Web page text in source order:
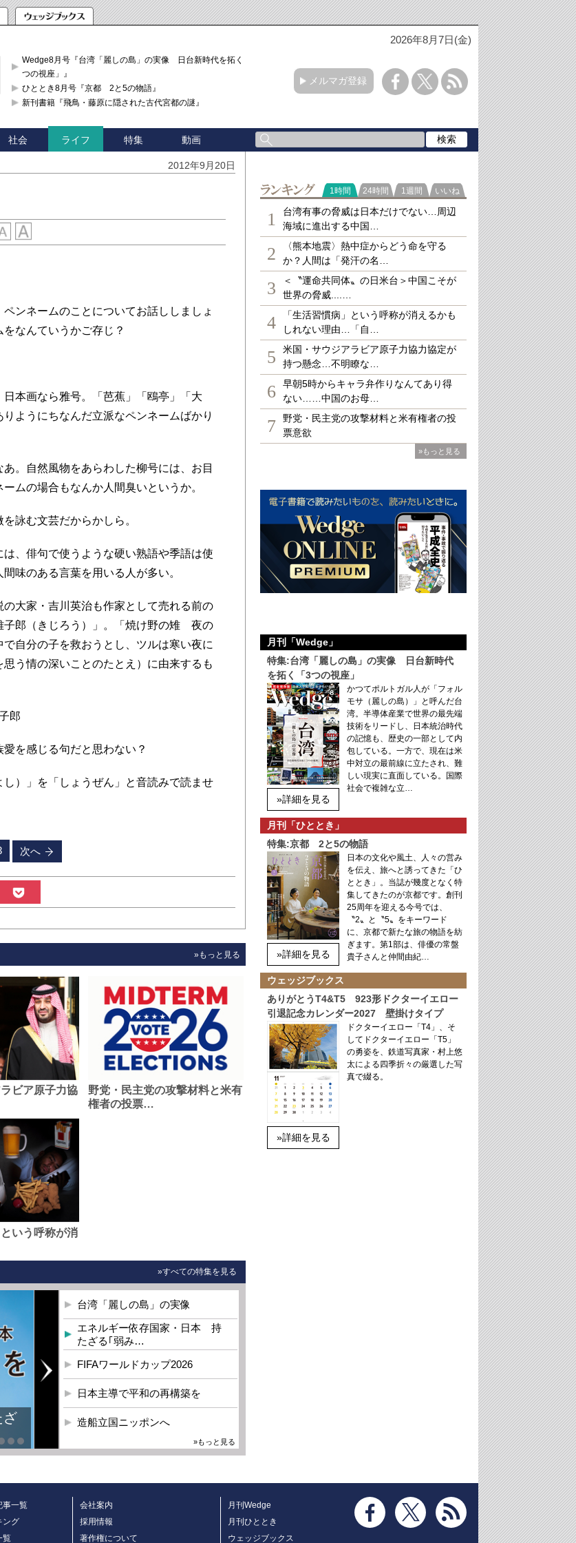
2026年8月7日(金)
Wedge8月号『台湾「麗しの島」の実像 日台新時代を拓く「3
つの視座」』
ひととき8月号『京都 2と5の物語』
新刊書籍『飛鳥・藤原に隠された古代宮都の謎』
メルマガ登録
社会 ライフ 特集 動画
2012年9月20日
ネームのことについてお話ししましょ
をなんていうかご存じ？
本画なら雅号。「芭蕉」「鴎亭」「大
ようにちなんだ立派なペンネームばかり
。自然風物をあらわした柳号には、お目
ムの場合もなんか人間臭いというか。
詠む文芸だからかしら。
、俳句で使うような硬い熟語や季語は使
味のある言葉を用いる人が多い。
大家・吉川英治も作家として売れる前の
子郎（きじろう）」。「焼け野の雉 夜の
自分の子を救おうとし、ツルは寒い夜に
う情の深いことのたとえ）に由来するも
郎
を感じる句だと思わない？
）」を「しょうぜん」と音読みで読ませ
次へ
»もっと見る
ビア原子力協
野党・民主党の攻撃材料と米有
権者の投票…
という呼称が消
»すべての特集を見る
ざ
台湾「麗しの島」の実像
エネルギー依存国家・日本 持
たざる｢弱み…
FIFAワールドカップ2026
日本主導で平和の再構築を
造船立国ニッポンへ
»もっと見る
ランキング
1時間 24時間 1週間 いいね
1
台湾有事の脅威は日本だけでない…周辺
海域に進出する中国…
2
〈熊本地震〉熱中症からどう命を守る
か？人間は「発汗の名…
3
＜〝運命共同体〟の日米台＞中国こそが
世界の脅威....…
4
「生活習慣病」という呼称が消えるかも
しれない理由…「自…
5
米国・サウジアラビア原子力協力協定が
持つ懸念…不明瞭な…
6
早朝5時からキャラ弁作りなんてあり得
ない……中国のお母…
7
野党・民主党の攻撃材料と米有権者の投
票意欲
»もっと見る
月刊「Wedge」
特集:台湾「麗しの島」の実像 日台新時代
を拓く「3つの視座」
»詳細を見る
かつてポルトガル人が「フォル
モサ（麗しの島）」と呼んだ台
湾。半導体産業で世界の最先端
技術をリードし、日本統治時代
の記憶も、歴史の一部として内
包している。一方で、現在は米
中対立の最前線に立たされ、難
しい現実に直面している。国際
社会で複雑な立…
月刊「ひととき」
特集:京都 2と5の物語
»詳細を見る
日本の文化や風土、人々の営み
を伝え、旅へと誘ってきた「ひ
ととき」。当誌が幾度となく特
集してきたのが京都です。創刊
25周年を迎える今号では、
〝2〟と〝5〟をキーワード
に、京都で新たな旅の物語を紡
ぎます。第1部は、俳優の常盤
貴子さんと仲間由紀…
ウェッジブックス
ありがとうT4&T5 923形ドクターイエロー
引退記念カレンダー2027 壁掛けタイプ
»詳細を見る
ドクターイエロー「T4」、そ
してドクターイエロー「T5」
の勇姿を、鉄道写真家・村上悠
太による四季折々の厳選した写
真で綴る。
事一覧
ング
覧
会社案内
採用情報
著作権について
月刊Wedge
月刊ひととき
ウェッジブックス